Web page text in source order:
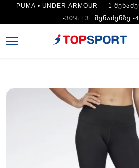
PUMA • UNDER ARMOUR — 1
-30% | 3+ ᲨᲔᲜᲐᲫᲔᲜᲖᲔ -